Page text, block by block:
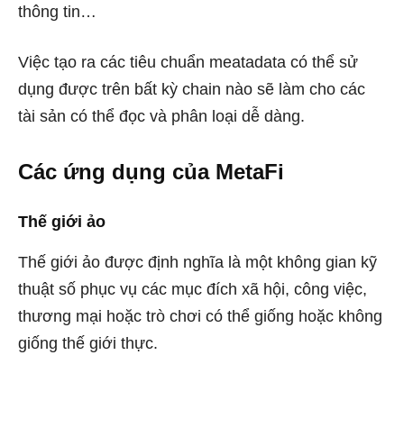
thông tin…
Việc tạo ra các tiêu chuẩn meatadata có thể sử
dụng được trên bất kỳ chain nào sẽ làm cho các
tài sản có thể đọc và phân loại dễ dàng.
Các ứng dụng của MetaFi
Thế giới ảo
Thế giới ảo được định nghĩa là một không gian kỹ
thuật số phục vụ các mục đích xã hội, công việc,
thương mại hoặc trò chơi có thể giống hoặc không
giống thế giới thực.